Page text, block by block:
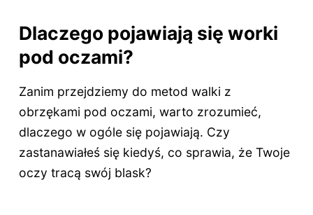
Dlaczego pojawiają się worki
pod oczami?
Zanim przejdziemy do metod walki z
obrzękami pod oczami, warto zrozumieć,
dlaczego w ogóle się pojawiają. Czy
zastanawiałeś się kiedyś, co sprawia, że Twoje
oczy tracą swój blask?